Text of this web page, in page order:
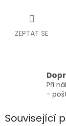
ZEPTAT SE
Při
-
Související